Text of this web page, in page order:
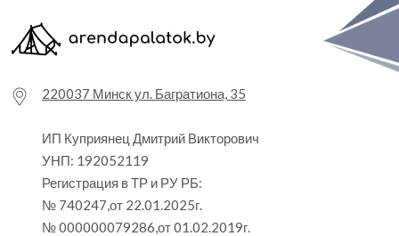
220037 Минск ул. Багратиона, 35
ИП Куприянец Дмитрий Викторович
УНП: 192052119
Регистрация в ТР и РУ РБ:
№ 740247,от 22.01.2025г.
№ 000000079286,от 01.02.2019г.